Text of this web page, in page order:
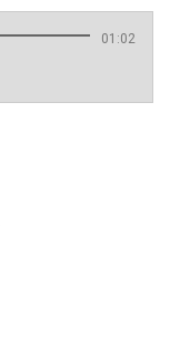
01:02